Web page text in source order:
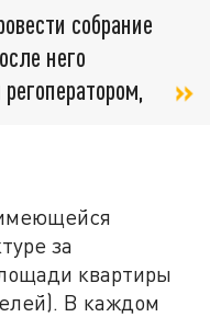
собрание
него
за
квартиры
В каждом